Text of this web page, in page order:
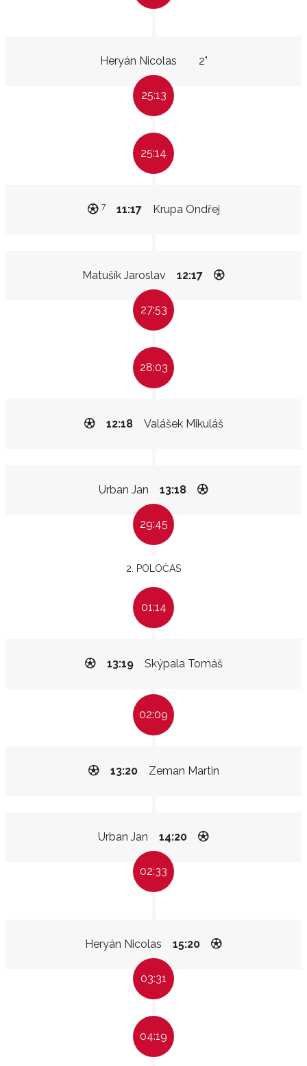
Heryán Nicolas 2"
25:13
25:14
Krupa Ondřej
11:17
7
Matušík Jaroslav 12:17
27:53
28:03
Valášek Mikuláš
12:18
Urban Jan 13:18
29:45
2. POLOČAS
01:14
Skýpala Tomáš
13:19
02:09
Zeman Martin
13:20
Urban Jan 14:20
02:33
Heryán Nicolas 15:20
03:31
04:19